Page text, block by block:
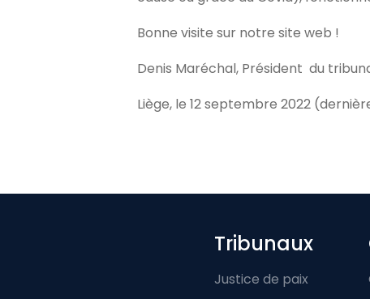
Bonne visite sur notre site web !
Denis Maréchal, Président du
Liège, le 12 septembre 2022
Footer-
Tribunaux
Justice de paix